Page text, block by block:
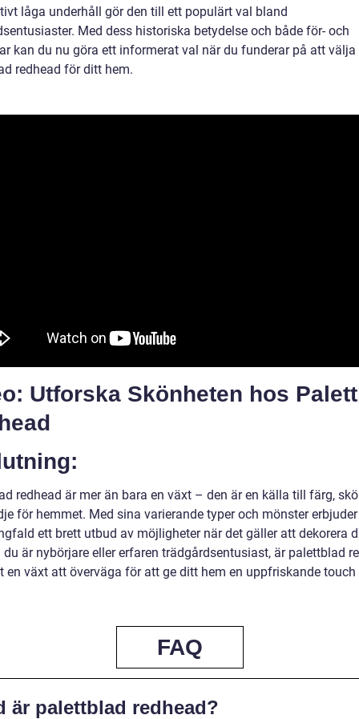
låga underhåll gör den till ett populärt val bland
Med dess historiska betydelse och både för- och
kan du nu göra ett informerat val när du funderar på att välja
redhead för ditt hem.
Utforska Skönheten hos
redhead är mer än bara en växt – den är en källa till färg,
för hemmet. Med sina varierande typer och mönster
ett brett utbud av möjligheter när det gäller att dekorera
du är nybörjare eller erfaren trädgårdsentusiast, är palettblad
en växt att överväga för att ge ditt hem en uppfriskande
FAQ
är palettblad redhead?